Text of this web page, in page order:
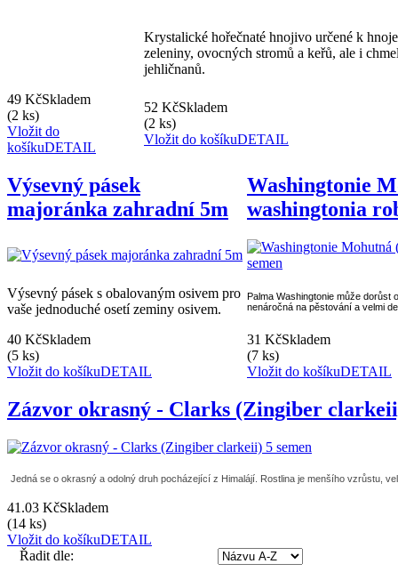
Krystalické hořečnaté hnojivo určené k
zeleniny, ovocných stromů a keřů, ale i
jehličnanů.
49 KčSkladem
(2 ks)
Vložit do
košíkuDETAIL
52 KčSkladem
(2 ks)
Vložit do košíkuDETAIL
Výsevný pásek
majoránka zahradní 5m
Washingtonie
washingtonia
Výsevný pásek s obalovaným osivem pro
vaše jednoduché osetí zeminy osivem.
Palma Washingtonie může dorůst
nenáročná na pěstování a velmi
40 KčSkladem
(5 ks)
Vložit do košíkuDETAIL
31 KčSkladem
(7 ks)
Vložit do košíkuDETAIL
Zázvor okrasný - Clarks (Zingiber
Jedná se o okrasný a odolný druh pocházející z Himalájí. Rostlina je menšího vzrůstu,
41.03 KčSkladem
(14 ks)
Vložit do košíkuDETAIL
Řadit dle: